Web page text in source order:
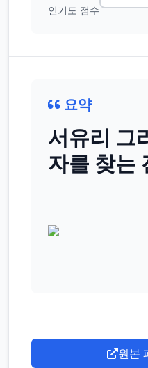
인기도 점수
요약
서유리 그
자를 찾는
원본